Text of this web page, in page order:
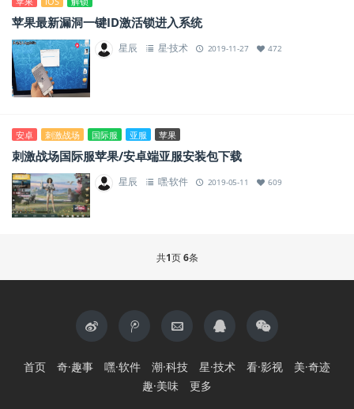
苹果最新漏洞一键ID激活锁进入系统
星辰 星·技术 2019-11-27 472
安卓 刺激战场 国际服 亚服 苹果
刺激战场国际服苹果/安卓端亚服安装包下载
星辰 嘿·软件 2019-05-11 609
共1页6条
首页 奇·趣事 嘿·软件 潮·科技 星·技术 看·影视
美·奇迹
趣·美味
更多